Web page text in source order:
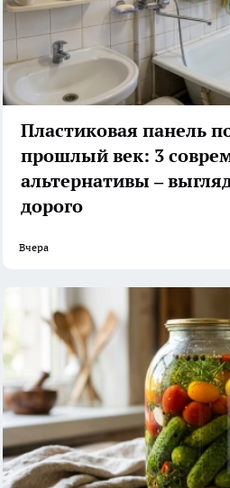
Пластиковая панель
прошлый век: 3
альтернативы –
дорого
Вчера